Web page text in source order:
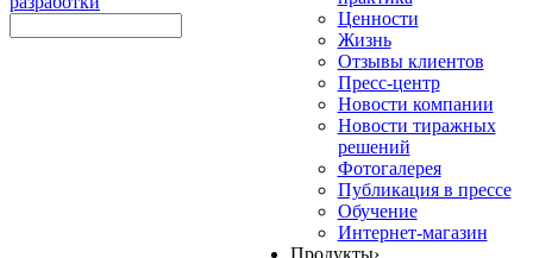
Ценности
Жизнь
Отзывы клиентов
Пресс-центр
Новости компании
Новости тиражных
решений
Фотогалерея
Публикация в прессе
Обучение
Интернет-магазин
Продукты›